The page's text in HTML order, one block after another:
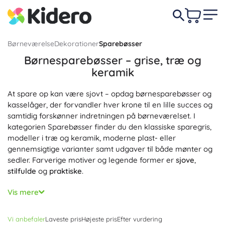
BørneværelseDekorationerSparebøsser
Børnesparebøsser – grise, træ og
keramik
At spare op kan være sjovt – opdag børnesparebøsser og
kasselåger, der forvandler hver krone til en lille succes og
samtidig forskønner indretningen på børneværelset. I
kategorien Sparebøsser finder du den klassiske sparegris,
modeller i træ og keramik, moderne plast- eller
gennemsigtige varianter samt udgaver til både mønter og
sedler. Farverige motiver og legende former er sjove,
stilfulde og praktiske.
Hver sparebøsse er designet til nem brug: en praktisk
åbning til at lægge mønter og sammenfoldede sedler i, og
sparebøsse i træ udmærker sig vedholdbarhed
Vis mere
Vi anbefalerLaveste prisHøjeste prisEfter vurdering